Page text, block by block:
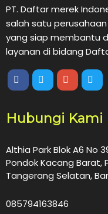
PT. Daftar merek
salah satu
yang siap membantu
layanan di bidang
Hubungi Kami
Althia Park Blok A6 No
Pondok Kacang Barat,
Tangerang Selatan,
085794163846